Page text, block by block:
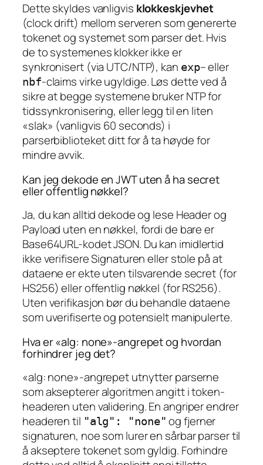
Dette skyldes vanligvis klokkeskjevhet
(clock drift) mellom serveren som genererte
tokenet og systemet som parser det. Hvis
de to systemenes klokker ikke er
synkronisert (via UTC/NTP), kan exp– eller
nbf-claims virke ugyldige. Løs dette ved å
sikre at begge systemene bruker NTP for
tidssynkronisering, eller legg til en liten
«slak» (vanligvis 60 seconds) i
parserbiblioteket ditt for å ta høyde for
mindre avvik.
Kan jeg dekode en JWT uten å ha secret
eller offentlig nøkkel?
Ja, du kan alltid dekode og lese Header og
Payload uten en nøkkel, fordi de bare er
Base64URL-kodet JSON. Du kan imidlertid
ikke verifisere Signaturen eller stole på at
dataene er ekte uten tilsvarende secret (for
HS256) eller offentlig nøkkel (for RS256).
Uten verifikasjon bør du behandle dataene
som uverifiserte og potensielt manipulerte.
Hva er «alg: none»-angrepet og hvordan
forhindrer jeg det?
«alg: none»-angrepet utnytter parserne
som aksepterer algoritmen angitt i token-
headeren uten validering. En angriper endrer
headeren til "alg": "none" og fjerner
signaturen, noe som lurer en sårbar parser til
å akseptere tokenet som gyldig. Forhindre